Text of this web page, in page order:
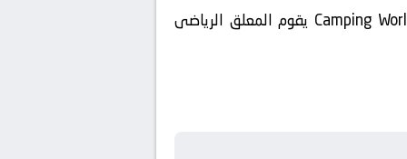
تنقل أحداث المباراة في الوطن العربي فضائيا على قناة ويتم إستضافة المباراه في ملعب Camping World Stadium يقوم المعلق الرياضى